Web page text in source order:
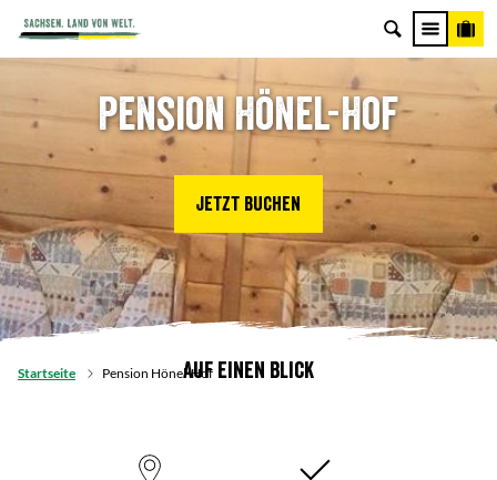
Pension Hönel-Hof
Jetzt buchen
Startseite Pension Hönel-HofAuf einen Blick